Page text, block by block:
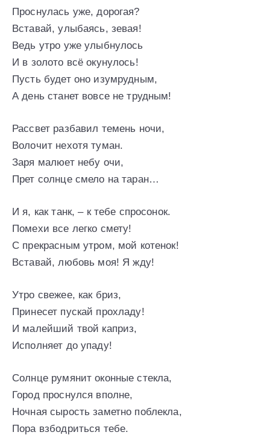
Проснулась уже, дорогая?
Вставай, улыбаясь, зевая!
Ведь утро уже улыбнулось
И в золото всё окунулось!
Пусть будет оно изумрудным,
А день станет вовсе не трудным!
Рассвет разбавил темень ночи,
Волочит нехотя туман.
Заря малюет небу очи,
Прет солнце смело на таран…
И я, как танк, – к тебе спросонок.
Помехи все легко смету!
С прекрасным утром, мой котенок!
Вставай, любовь моя! Я жду!
Утро свежее, как бриз,
Принесет пускай прохладу!
И малейший твой каприз,
Исполняет до упаду!
Солнце румянит оконные стекла,
Город проснулся вполне,
Ночная сырость заметно поблекла,
Пора взбодриться тебе.